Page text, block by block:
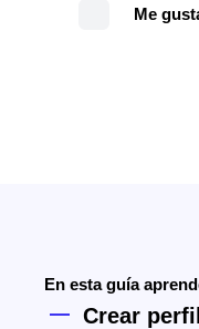
Me
En esta guía
Crear